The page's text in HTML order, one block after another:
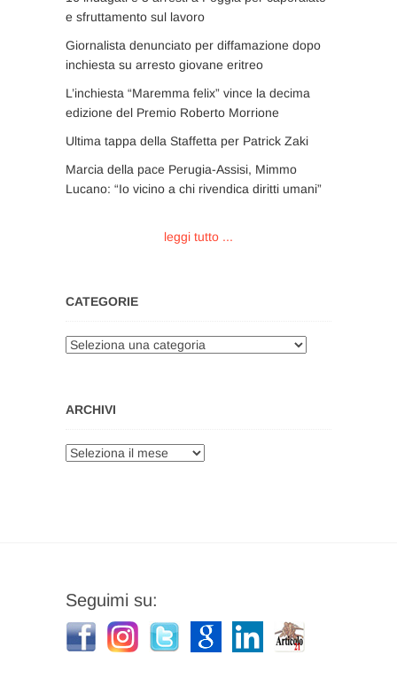
e sfruttamento sul lavoro
Giornalista denunciato per diffamazione dopo
inchiesta su arresto giovane eritreo
L’inchiesta “Maremma felix” vince la decima
edizione del Premio Roberto Morrione
Ultima tappa della Staffetta per Patrick Zaki
Marcia della pace Perugia-Assisi, Mimmo
Lucano: “Io vicino a chi rivendica diritti umani”
leggi tutto ...
CATEGORIE
Categorie
ARCHIVI
Archivi
Seguimi su: